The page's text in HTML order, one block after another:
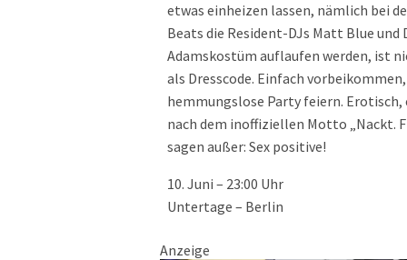
etwas einheizen lassen, nämlich bei
Beats die Resident-DJs Matt Blue und
Adamskostüm auflaufen werden, ist
als Dresscode. Einfach
hemmungslose Party feiern.
nach dem inoffiziellen Motto „Nackt.
sagen außer: Sex positive!
10. Juni – 23:00 Uhr
Untertage – Berlin
Anzeige